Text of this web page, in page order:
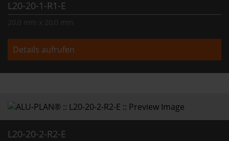
L20-20-1-R1-E
Details aufrufen
L20-20-2-R2-E